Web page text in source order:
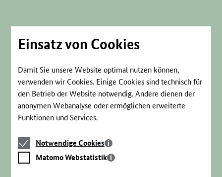
Einsatz von Cookies
Damit Sie unsere Website optimal nutzen können,
verwenden wir Cookies. Einige Cookies sind technisch für
den Betrieb der Website notwendig. Andere dienen der
anonymen Webanalyse oder ermöglichen erweiterte
Funktionen und Services.
Notwendige
Cookies
Notwendige Cookies
Matomo
Webstatistik
Matomo Webstatistik